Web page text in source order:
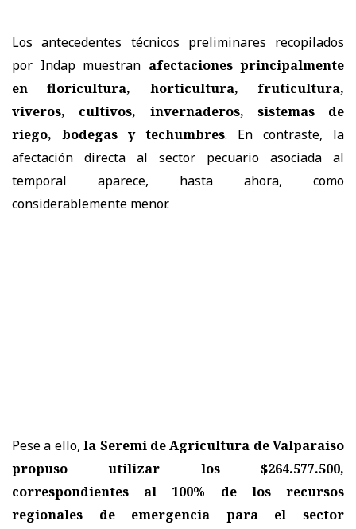
Los antecedentes técnicos preliminares recopilados
por Indap muestran afectaciones principalmente
en floricultura, horticultura, fruticultura,
viveros, cultivos, invernaderos, sistemas de
riego, bodegas y techumbres. En contraste, la
afectación directa al sector pecuario asociada al
temporal aparece, hasta ahora, como
considerablemente menor.
Pese a ello,la Seremi de Agricultura de Valparaíso
propuso utilizar los $264.577.500,
correspondientes al 100% de los recursos
regionales de emergencia para el sector